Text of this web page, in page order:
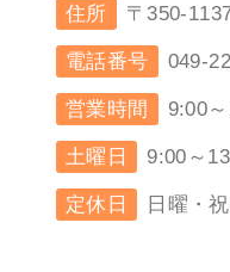
住所 〒350-
電話番号 049-
営業時間 9:00
土曜日 9:00～
定休日 日曜・